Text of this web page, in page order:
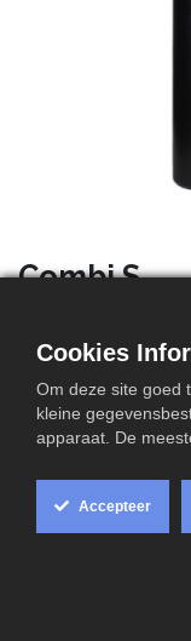
Combi S
Voor de reductie
• Aansluiting: 1"
• Elektrische
• Capaciteit: ±
• Piekdebiet: 30 l/
Cookies
Om deze site goed
kleine
apparaat. De
Accepteer